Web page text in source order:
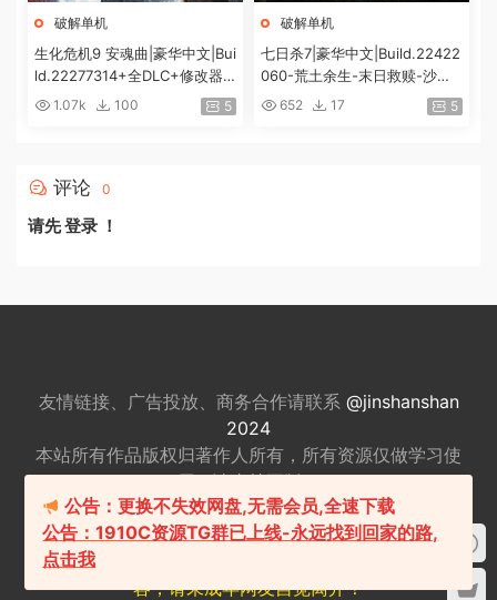
破解单机
生化危机9 安魂曲|豪华中文|Bui
ld.22277314+全DLC+修改器|
解压即撸|[74G/百度]
1.07k 100 5
破解单机
七日杀7|豪华中文|Build.22422
060-荒土余生-末日救赎-沙盒
+全DLC|解压即撸|
652 17 5
评论 0
请先登录 ！
友情链接、广告投放、商务合作请联系 @jinshanshan
2024
本站所有作品版权归著作人所有，所有资源仅做学习使
用，请支持正版。
适量游戏有益身心健康，请勿长时间沉迷游戏，注意保
护视力并预防近视，保重身体！
我们立足于美国，对全球华人服务，本站包含18+内
容，请未成年网友自觉离开！
公告：更换不失效网盘,无需会员,全速下载
公告：1910C资源TG群已上线-永远找到回家的路,
点击我